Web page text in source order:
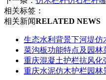
相关标签：
相关新闻RELATED NEWS
生态水利背景下河堤仿
菜沟板功能特点及园林
重庆混凝土护栏抗风化
重庆水泥仿木护栏园